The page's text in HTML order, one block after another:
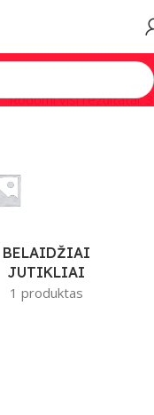
Rodomi visi rezultatai: 3
BELAIDŽIAI
JUTIKLIAI
1 produktas